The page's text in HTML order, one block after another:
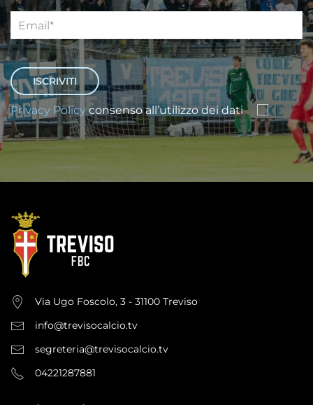
Privacy Policyconsenso all’utilizzo dei dati
Via Ugo Foscolo, 3 - 31100 Treviso
info@trevisocalcio.tv
segreteria@trevisocalcio.tv
04221287881